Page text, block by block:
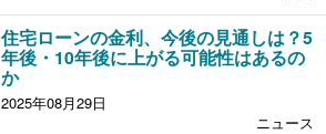
住宅ローンの金利、今後の見通しは？5
年後・10年後に上がる可能性はあるの
か
2025年08月29日
ニュース